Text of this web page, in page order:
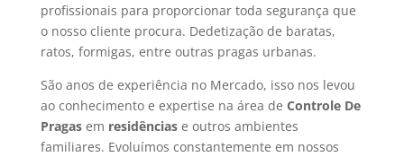
profissionais para proporcionar toda segurança que
o nosso cliente procura. Dedetização de baratas,
ratos, formigas, entre outras pragas urbanas.
São anos de experiência no Mercado, isso nos levou
ao conhecimento e expertise na área de Controle De
Pragasem residências e outros ambientes
familiares. Evoluímos constantemente em nossos